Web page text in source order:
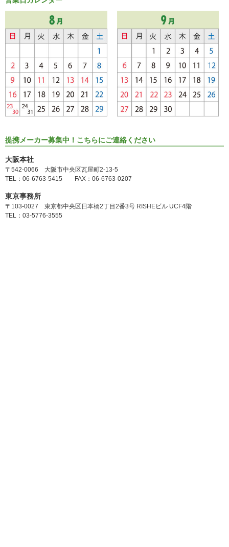
提携メーカー募集中！こちらにご連絡ください
大阪本社
〒542-0066 大阪市中央区瓦屋町2-13-5
TEL：06-6763-5415 FAX：06-6763-0207
東京事務所
〒103-0027 東京都中央区日本橋2丁目2番3号 RISHEビル UCF4階
TEL：03-5776-3555